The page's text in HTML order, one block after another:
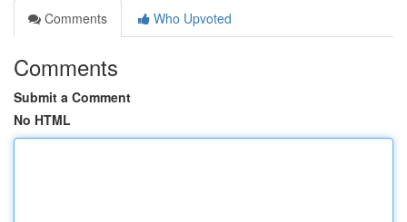
Comments
Who Upvoted
Comments
Submit a Comment
No HTML